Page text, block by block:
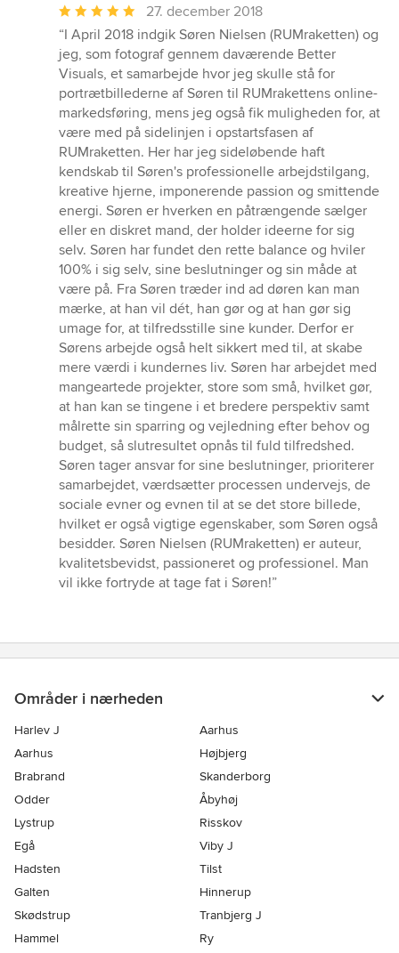
Gennemsnitlig
bedømmelse:
5
ud
af
5
stjerner
27. december 2018
“I April 2018 indgik Søren Nielsen (RUMraketten) og
jeg, som fotograf gennem daværende Better
Visuals, et samarbejde hvor jeg skulle stå for
portrætbillederne af Søren til RUMrakettens online-
markedsføring, mens jeg også fik muligheden for, at
være med på sidelinjen i opstartsfasen af
RUMraketten. Her har jeg sideløbende haft
kendskab til Søren's professionelle arbejdstilgang,
kreative hjerne, imponerende passion og smittende
energi. Søren er hverken en påtrængende sælger
eller en diskret mand, der holder ideerne for sig
selv. Søren har fundet den rette balance og hviler
100% i sig selv, sine beslutninger og sin måde at
være på. Fra Søren træder ind ad døren kan man
mærke, at han vil dét, han gør og at han gør sig
umage for, at tilfredsstille sine kunder. Derfor er
Sørens arbejde også helt sikkert med til, at skabe
mere værdi i kundernes liv. Søren har arbejdet med
mangeartede projekter, store som små, hvilket gør,
at han kan se tingene i et bredere perspektiv samt
målrette sin sparring og vejledning efter behov og
budget, så slutresultet opnås til fuld tilfredshed.
Søren tager ansvar for sine beslutninger, prioriterer
samarbejdet, værdsætter processen undervejs, de
sociale evner og evnen til at se det store billede,
hvilket er også vigtige egenskaber, som Søren også
besidder. Søren Nielsen (RUMraketten) er auteur,
kvalitetsbevidst, passioneret og professionel. Man
vil ikke fortryde at tage fat i Søren!”
Områder i nærheden
Harlev J
Aarhus
Aarhus
Højbjerg
Brabrand
Skanderborg
Odder
Åbyhøj
Lystrup
Risskov
Egå
Viby J
Hadsten
Tilst
Galten
Hinnerup
Skødstrup
Tranbjerg J
Hammel
Ry